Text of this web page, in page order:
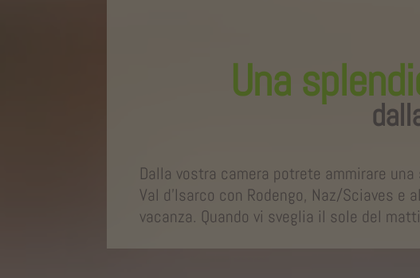
Una
Dalla vostra camera potrete ammirare una
Val d’Isarco con Rodengo, Naz/Sciaves
vacanza. Quando vi sveglia il sole del